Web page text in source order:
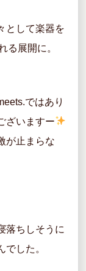
として楽器を
る展開に。
ではあり
ざいますー
が止まらな
落ちしそうに
した。